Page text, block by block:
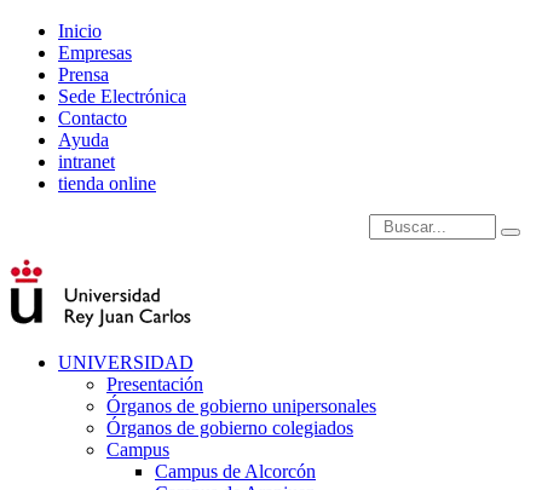
Inicio
Empresas
Prensa
Sede Electrónica
Contacto
Ayuda
intranet
tienda online
Introduce términos de
UNIVERSIDAD
Presentación
Órganos de gobierno unipersonales
Órganos de gobierno colegiados
Campus
Campus de Alcorcón